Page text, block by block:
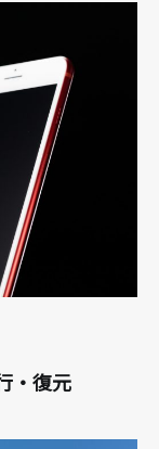
・復元